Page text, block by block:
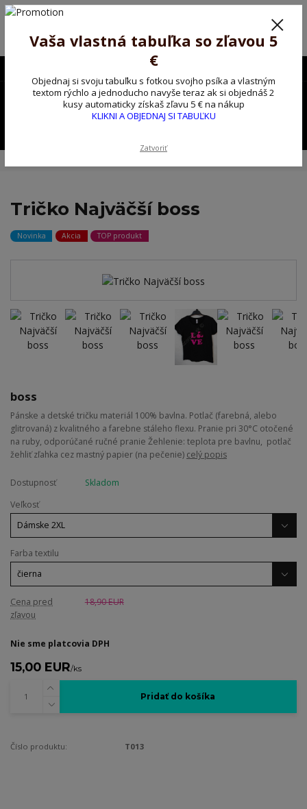
Poprosíme ctených zákazníkov o trpezlivosť, v tomto období máme
Preto sme Vám pripravili malý darček ako ospravedlnenie.
!!! ZĽAVA 5€ na PRVÚ objednávku nad 30€ s kódom pozorpes5 !!!
0,00 EUR
Tričko Najväčší boss
Novinka Akcia TOP produkt
boss
Pánske a detské tričku materiál 100% bavlna. Potlač (farebná, alebo
glitrovaná) z kvalitného a farebne stáleho flexu. Pranie pri 30°C otočené
na ruby, odporúčané ručné pranie Žehlenie: teplota pre bavlnu, potlač
žehliť zľahka cez mastný papier (na pečenie) celý popis
Dostupnosť
Skladom
Veľkosť
Farba textilu
Cena pred
zľavou
18,90 EUR
Nie sme platcovia DPH
15,00 EUR/ks
Pridať do košíka
Číslo produktu: T013
Vaša vlastná tabuľka so zľavou 5
€
Objednaj si svoju tabuľku s fotkou svojho psíka a vlastným
textom rýchlo a jednoducho navyše teraz ak si objednáš 2
kusy automaticky získaš zľavu 5 € na nákup
KLIKNI A OBJEDNAJ SI TABUĽKU
Zatvoriť